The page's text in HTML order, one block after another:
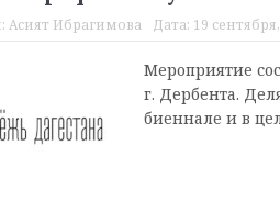
Асият Ибрагимова Дата: 19
Мероприятие
г. Дербента.
биеннале и в